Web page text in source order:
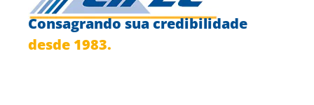
Consagrando sua credibilidade
desde 1983.